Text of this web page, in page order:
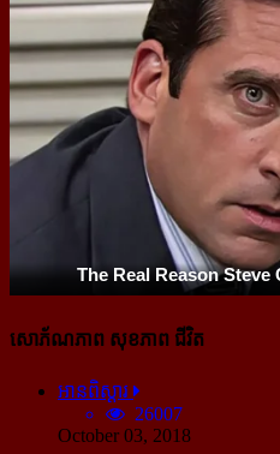
សោភ័ណភាព សុខភាព ជីវិត
អានពិស្ដារ
26007
October 03, 2018